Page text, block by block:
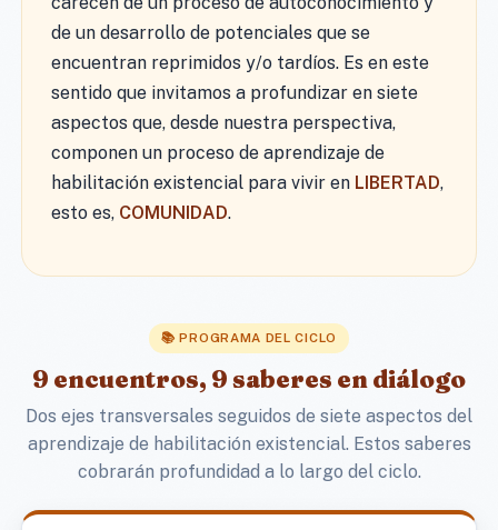
de un desarrollo de potenciales que se
encuentran reprimidos y/o tardíos. Es en este
sentido que invitamos a profundizar en siete
aspectos que, desde nuestra perspectiva,
componen un proceso de aprendizaje de
habilitación existencial para vivir en LIBERTAD,
esto es, COMUNIDAD.
📚 PROGRAMA DEL CICLO
9 encuentros, 9 saberes en diálogo
Dos ejes transversales seguidos de siete aspectos del
aprendizaje de habilitación existencial. Estos saberes
cobrarán profundidad a lo largo del ciclo.